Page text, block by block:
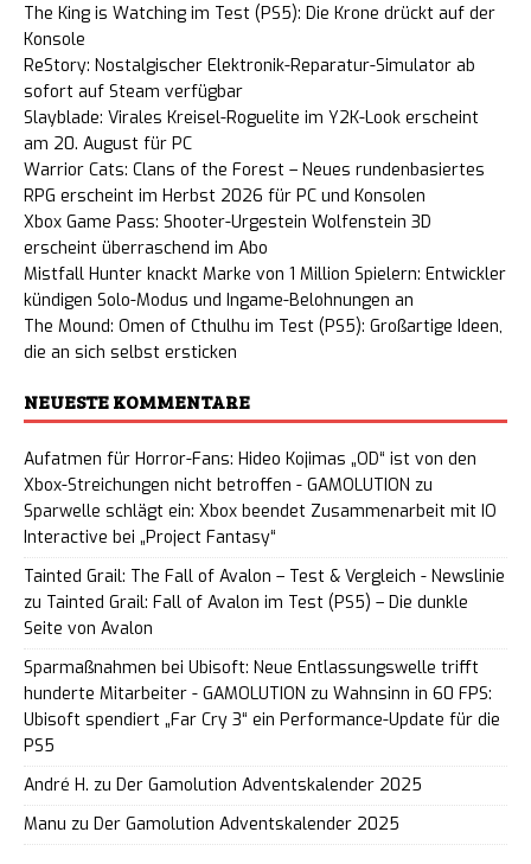
The King is Watching im Test (PS5): Die Krone drückt auf der
Konsole
ReStory: Nostalgischer Elektronik-Reparatur-Simulator ab
sofort auf Steam verfügbar
Slayblade: Virales Kreisel-Roguelite im Y2K-Look erscheint
am 20. August für PC
Warrior Cats: Clans of the Forest – Neues rundenbasiertes
RPG erscheint im Herbst 2026 für PC und Konsolen
Xbox Game Pass: Shooter-Urgestein Wolfenstein 3D
erscheint überraschend im Abo
Mistfall Hunter knackt Marke von 1 Million Spielern: Entwickler
kündigen Solo-Modus und Ingame-Belohnungen an
The Mound: Omen of Cthulhu im Test (PS5): Großartige Ideen,
die an sich selbst ersticken
NEUESTE KOMMENTARE
Aufatmen für Horror-Fans: Hideo Kojimas „OD“ ist von den
Xbox-Streichungen nicht betroffen - GAMOLUTION zu
Sparwelle schlägt ein: Xbox beendet Zusammenarbeit mit IO
Interactive bei „Project Fantasy“
Tainted Grail: The Fall of Avalon – Test & Vergleich - Newslinie
zu Tainted Grail: Fall of Avalon im Test (PS5) – Die dunkle
Seite von Avalon
Sparmaßnahmen bei Ubisoft: Neue Entlassungswelle trifft
hunderte Mitarbeiter - GAMOLUTION zu Wahnsinn in 60 FPS:
Ubisoft spendiert „Far Cry 3“ ein Performance-Update für die
PS5
André H. zu Der Gamolution Adventskalender 2025
Manu zu Der Gamolution Adventskalender 2025